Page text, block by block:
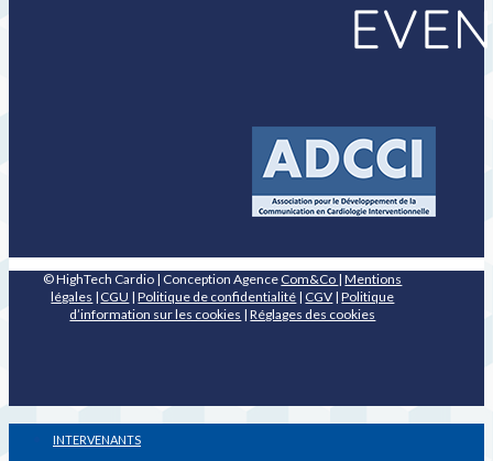
© HighTech Cardio | Conception Agence Com&Co |Mentions
légales | CGU |Politique de confidentialité | CGV |Politique
d’information sur les cookies |Réglages des cookies
INTERVENANTS